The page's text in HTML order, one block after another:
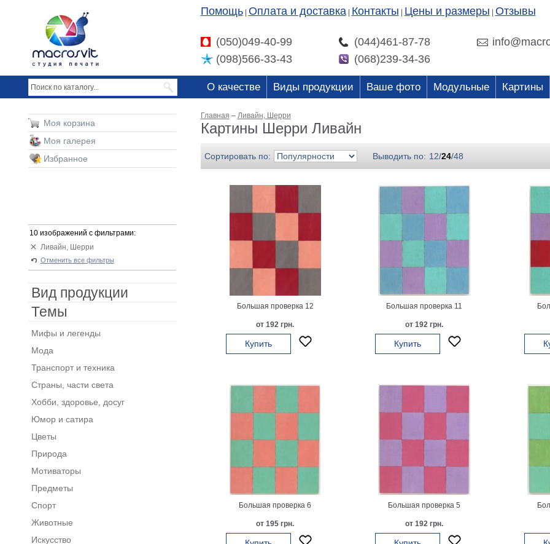
Помощь Оплата и доставка Контакты Цены и размеры Отзывы
(050)049-40-99 (044)461-87-78
(098)566-33-43
(068)239-34-36
О качестве Виды продукции Ваше фото Модульные Картины
Главная – Ливайн, Шерри
Картины Шерри Ливайн
Сортировать по: Выводить по: 12/24/48
Большая проверка 12
от 192 грн.
Купить
Большая проверка 11
от 192 грн.
Купить
Большая проверка 6
от 195 грн.
Большая проверка 5
от 192 грн.
Моя корзина
Моя галерея
Избранное
10 изображений с фильтрами:
Ливайн, Шерри
Отменить все фильтры
Вид продукции
Темы
Мифы и легенды
Мода
Транспорт и техника
Страны, части света
Хобби, здоровье, досуг
Юмор и сатира
Цветы
Природа
Мотиваторы
Предметы
Спорт
Животные
Искусство